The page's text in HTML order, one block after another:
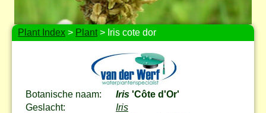
Plant Index > Plant> Iris cote dor
Botanische naam: Iris 'Côte d'Or'
Geslacht:
Iris